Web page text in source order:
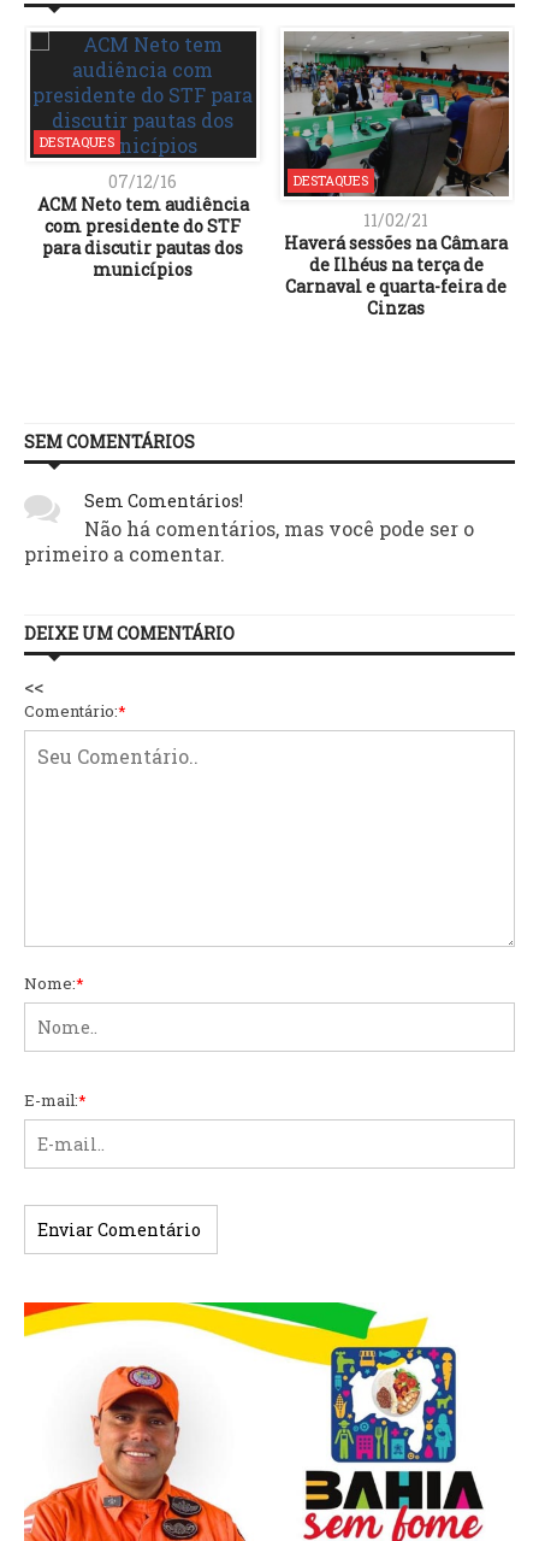
DESTAQUES
07/12/16
ACM Neto tem audiência
com presidente do STF
para discutir pautas dos
municípios
DESTAQUES
11/02/21
Haverá sessões na Câmara
de Ilhéus na terça de
Carnaval e quarta-feira de
Cinzas
SEM COMENTÁRIOS
Sem Comentários!
Não há comentários, mas você pode ser o
primeiro a comentar.
DEIXE UM COMENTÁRIO
<<
Comentário:*
Nome:*
E-mail:*